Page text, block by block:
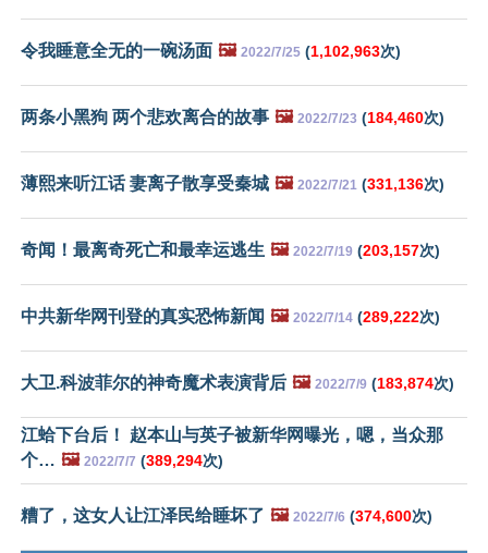
令我睡意全无的一碗汤面 🖼️ 2022/7/25 (1,102,963次)
两条小黑狗 两个悲欢离合的故事 🖼️ 2022/7/23 (184,460次)
薄熙来听江话 妻离子散享受秦城 🖼️ 2022/7/21 (331,136次)
奇闻！最离奇死亡和最幸运逃生 🖼️ 2022/7/19 (203,157次)
中共新华网刊登的真实恐怖新闻 🖼️ 2022/7/14 (289,222次)
大卫.科波菲尔的神奇魔术表演背后 🖼️ 2022/7/9 (183,874次)
江蛤下台后！ 赵本山与英子被新华网曝光，嗯，当众那
个… 🖼️ 2022/7/7 (389,294次)
糟了，这女人让江泽民给睡坏了 🖼️ 2022/7/6 (374,600次)